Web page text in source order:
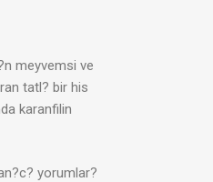
meyvemsi ve
tatl? bir his
karanfilin
yorumlar?